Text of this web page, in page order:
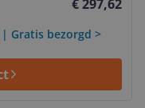
€ 297,62
Gratis bezorgd >